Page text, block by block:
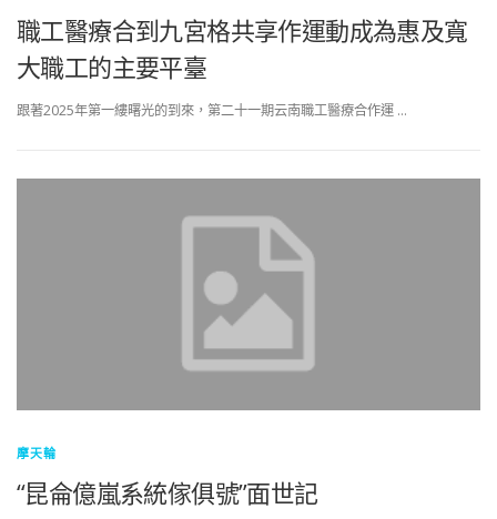
職工醫療合到九宮格共享作運動成為惠及寬
大職工的主要平臺
跟著2025年第一縷曙光的到來，第二十一期云南職工醫療合作運 …
摩天輪
“昆侖億嵐系統傢俱號”面世記